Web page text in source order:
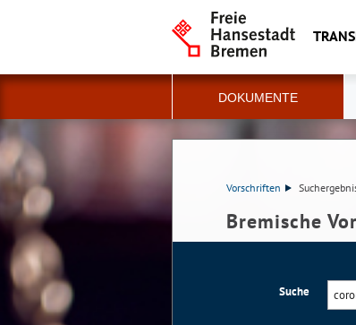
DOKUMENTE
Vorschriften
Bremische
Suche